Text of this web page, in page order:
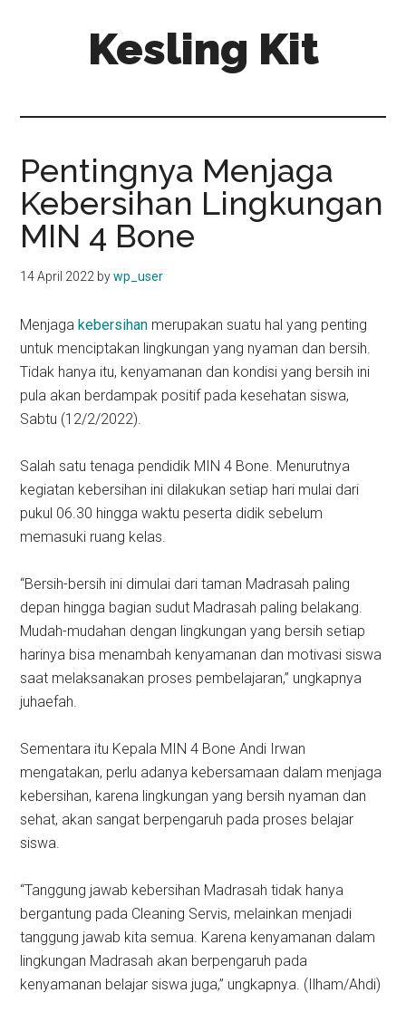
Kesling Kit
Pentingnya Menjaga
Kebersihan Lingkungan
MIN 4 Bone
14 April 2022 bywp_user
Menjagakebersihan merupakan suatu hal yang penting
untuk menciptakan lingkungan yang nyaman dan bersih.
Tidak hanya itu, kenyamanan dan kondisi yang bersih ini
pula akan berdampak positif pada kesehatan siswa,
Sabtu (12/2/2022).
Salah satu tenaga pendidik MIN 4 Bone. Menurutnya
kegiatan kebersihan ini dilakukan setiap hari mulai dari
pukul 06.30 hingga waktu peserta didik sebelum
memasuki ruang kelas.
“Bersih-bersih ini dimulai dari taman Madrasah paling
depan hingga bagian sudut Madrasah paling belakang.
Mudah-mudahan dengan lingkungan yang bersih setiap
harinya bisa menambah kenyamanan dan motivasi siswa
saat melaksanakan proses pembelajaran,” ungkapnya
juhaefah.
Sementara itu Kepala MIN 4 Bone Andi Irwan
mengatakan, perlu adanya kebersamaan dalam menjaga
kebersihan, karena lingkungan yang bersih nyaman dan
sehat, akan sangat berpengaruh pada proses belajar
siswa.
“Tanggung jawab kebersihan Madrasah tidak hanya
bergantung pada Cleaning Servis, melainkan menjadi
tanggung jawab kita semua. Karena kenyamanan dalam
lingkungan Madrasah akan berpengaruh pada
kenyamanan belajar siswa juga,” ungkapnya. (Ilham/Ahdi)